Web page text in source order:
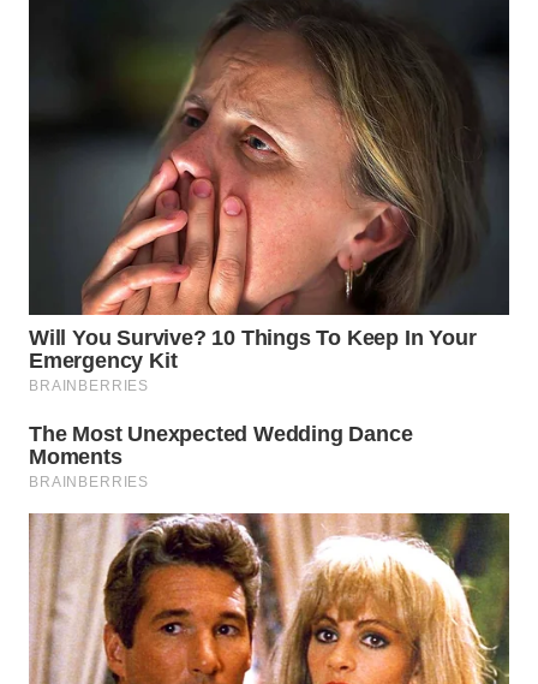
WN
PADANG
LAWAS
WN
SUMEDANG
WN
CIANJUR
WN
KEPULAUAN
SERIBU
WN
TANGERANG